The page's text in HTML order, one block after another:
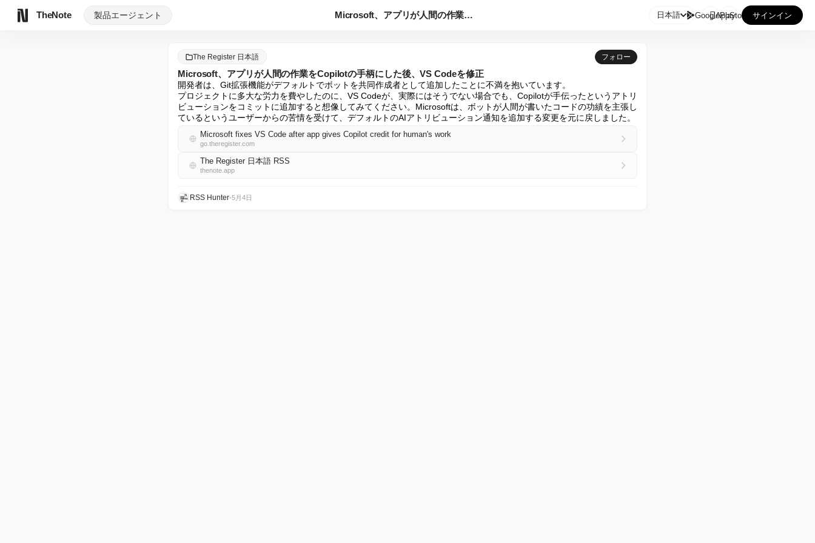
TheNote 製品エージェント Microsoft、アプリが人間の作業をCopilotの手柄... 日本語 GooglePlay
AppStore サインイン
The Register 日本語 フォロー
Microsoft、アプリが人間の作業をCopilotの手柄にした後、VS Codeを修正
開発者は、Git拡張機能がデフォルトでボットを共同作成者として追加したことに不満を抱いています。
プロジェクトに多大な労力を費やしたのに、VS Codeが、実際にはそうでない場合でも、Copilotが手伝ったというアトリ
ビューションをコミットに追加すると想像してみてください。Microsoftは、ボットが人間が書いたコードの功績を主張し
ているというユーザーからの苦情を受けて、デフォルトのAIアトリビューション通知を追加する変更を元に戻しました。
Microsoft fixes VS Code after app gives Copilot credit for human's work
go.theregister.com
The Register 日本語 RSS
thenote.app
RSS Hunter•5月4日